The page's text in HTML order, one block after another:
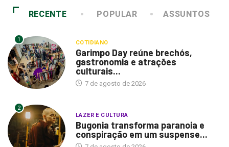
RECENTE POPULAR ASSUNTOS
1 COTIDIANO
Garimpo Day reúne brechós,
gastronomia e atrações
culturais...
7 de agosto de 2026
2
LAZER E CULTURA
Bugonia transforma paranoia e
conspiração em um suspense...